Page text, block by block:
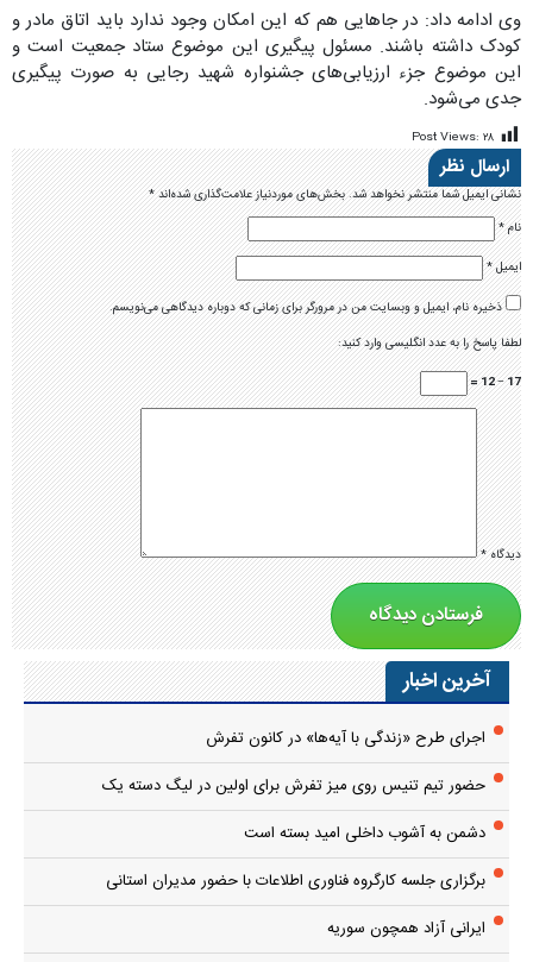
وی ادامه داد: در جاهایی هم که این امکان وجود ندارد باید اتاق مادر و
کودک داشته باشند. مسئول پیگیری این موضوع ستاد جمعیت است و
این موضوع جزء ارزیابی‌های جشنواره شهید رجایی به صورت پیگیری
جدی می‌شود.
Post Views: ۲۸
ارسال نظر
نشانی ایمیل شما منتشر نخواهد شد.بخش‌های موردنیاز علامت‌گذاری شده‌اند*
نام*
ایمیل*
ذخیره نام، ایمیل و وبسایت من در مرورگر برای زمانی که دوباره دیدگاهی می‌نویسم.
لطفا پاسخ را به عدد انگلیسی وارد کنید:
17 − 12 =
دیدگاه*
آخرین اخبار
اجرای طرح «زندگی با آیه‌ها» در کانون تفرش
حضور تیم تنیس روی میز تفرش برای اولین در لیگ دسته یک
دشمن به آشوب داخلی امید بسته است
برگزاری جلسه کارگروه فناوری اطلاعات با حضور مدیران استانی
ایرانی آزاد همچون سوریه